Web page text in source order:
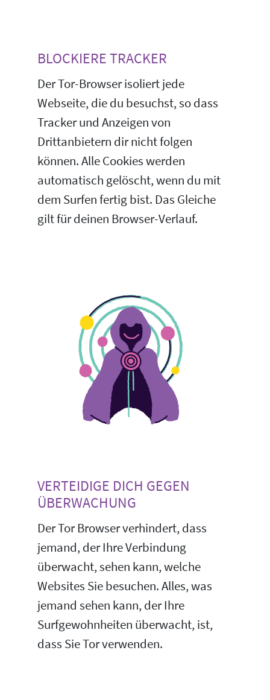
BLOCKIERE TRACKER
Der Tor-Browser isoliert jede
Webseite, die du besuchst, so dass
Tracker und Anzeigen von
Drittanbietern dir nicht folgen
können. Alle Cookies werden
automatisch gelöscht, wenn du mit
dem Surfen fertig bist. Das Gleiche
gilt für deinen Browser-Verlauf.
VERTEIDIGE DICH GEGEN
ÜBERWACHUNG
Der Tor Browser verhindert, dass
jemand, der Ihre Verbindung
überwacht, sehen kann, welche
Websites Sie besuchen. Alles, was
jemand sehen kann, der Ihre
Surfgewohnheiten überwacht, ist,
dass Sie Tor verwenden.